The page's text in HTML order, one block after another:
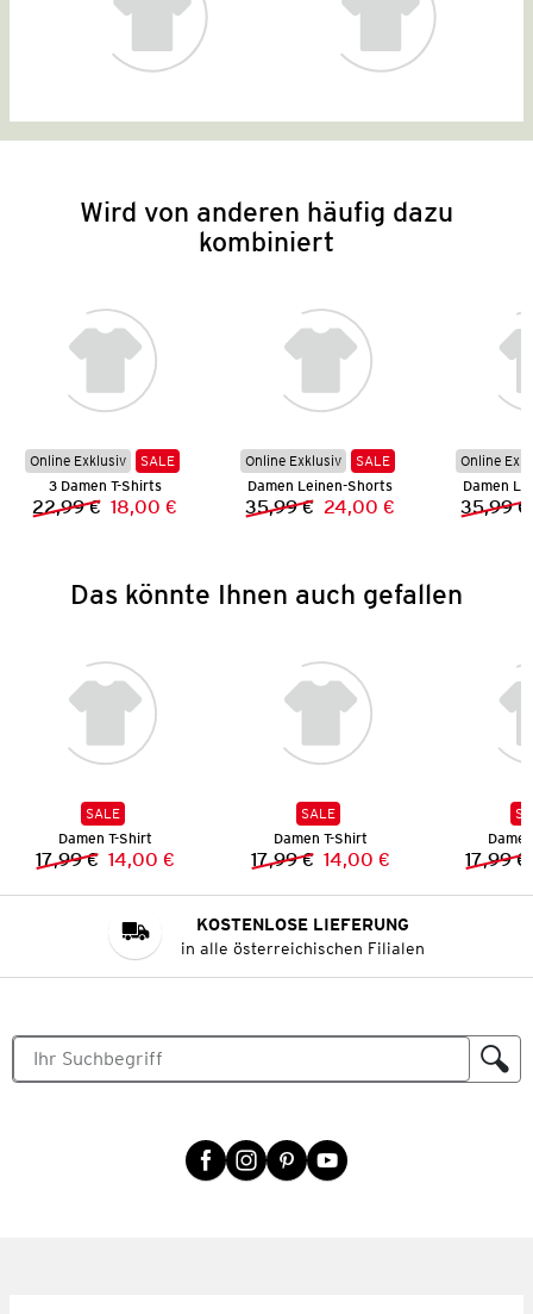
Wird von anderen häufig dazu
kombiniert
Online Exklusiv
SALE
3 Damen T-Shirts
Vorheriger Preis:
22,99 € Neuer Preis:
18,00 €
Online Exklusiv
SALE
Damen Leinen-Shorts
Vorheriger Preis:
35,99 € Neuer Preis:
24,00 €
Online
Damen
35,99 €
Das könnte Ihnen auch gefallen
SALE
Damen T-Shirt
Vorheriger Preis:
17,99 € Neuer Preis:
14,00 €
SALE
Damen T-Shirt
Vorheriger Preis:
17,99 € Neuer Preis:
14,00 € 17,99 €
KOSTENLOSE LIEFERUNG
in alle österreichischen Filialen